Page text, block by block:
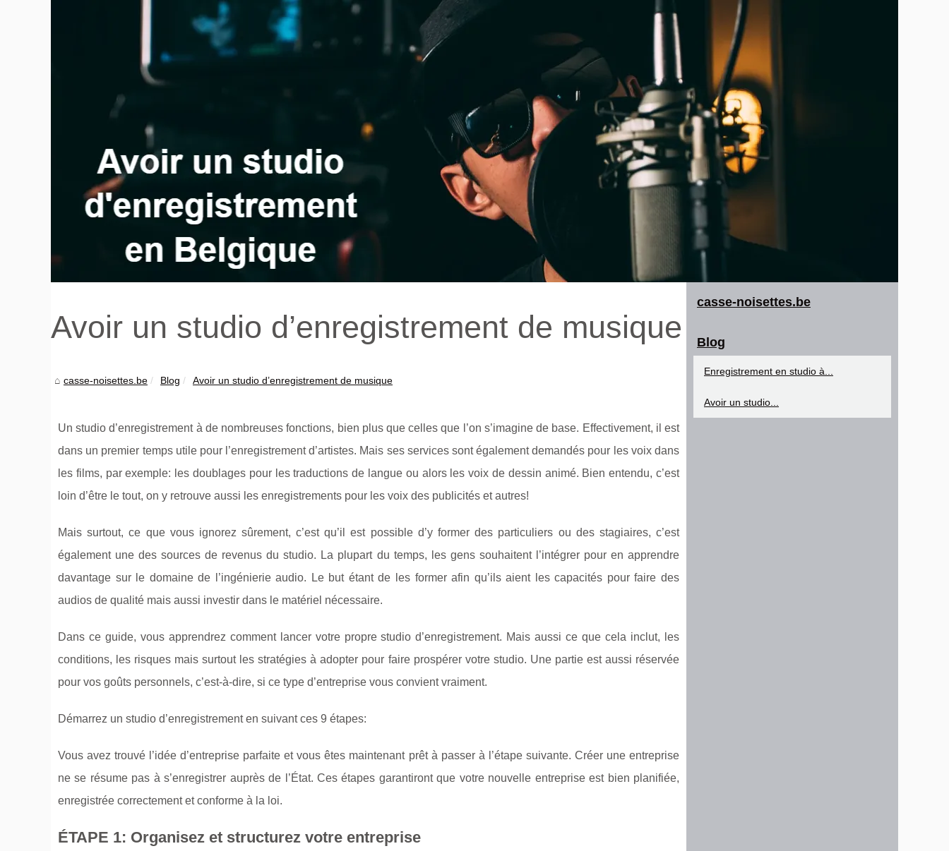
Avoir un studio d’enregistrement de musique
casse-noisettes.be Blog Avoir un studio d’enregistrement de musique
Un studio d’enregistrement à de nombreuses fonctions, bien plus que celles que l’on s’imagine de base. Effectivement, il est
dans un premier temps utile pour l’enregistrement d’artistes. Mais ses services sont également demandés pour les voix dans
les films, par exemple: les doublages pour les traductions de langue ou alors les voix de dessin animé. Bien entendu, c’est
loin d’être le tout, on y retrouve aussi les enregistrements pour les voix des publicités et autres!
Mais surtout, ce que vous ignorez sûrement, c’est qu’il est possible d’y former des particuliers ou des stagiaires, c’est
également une des sources de revenus du studio. La plupart du temps, les gens souhaitent l’intégrer pour en apprendre
davantage sur le domaine de l’ingénierie audio. Le but étant de les former afin qu’ils aient les capacités pour faire des
audios de qualité mais aussi investir dans le matériel nécessaire.
Dans ce guide, vous apprendrez comment lancer votre propre studio d’enregistrement. Mais aussi ce que cela inclut, les
conditions, les risques mais surtout les stratégies à adopter pour faire prospérer votre studio. Une partie est aussi réservée
pour vos goûts personnels, c’est-à-dire, si ce type d’entreprise vous convient vraiment.
Démarrez un studio d’enregistrement en suivant ces 9 étapes:
Vous avez trouvé l’idée d’entreprise parfaite et vous êtes maintenant prêt à passer à l’étape suivante. Créer une entreprise
ne se résume pas à s’enregistrer auprès de l’État. Ces étapes garantiront que votre nouvelle entreprise est bien planifiée,
enregistrée correctement et conforme à la loi.
ÉTAPE 1: Organisez et structurez votre entreprise
casse-noisettes.be
Blog
Enregistrement en studio à...
Avoir un studio...